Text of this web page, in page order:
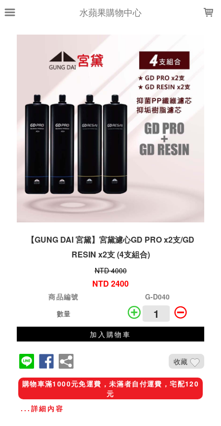
水蘋果購物中心
【GUNG DAI 宮黛】宮黛濾心GD PRO x2支/GD
RESIN x2支 (4支組合)
NTD 4000
NTD 2400
商品編號
G-D040
數量
加入購物車
收藏
購物車滿1000元免運費，未滿者自付運費，宅配120
元
...詳細內容